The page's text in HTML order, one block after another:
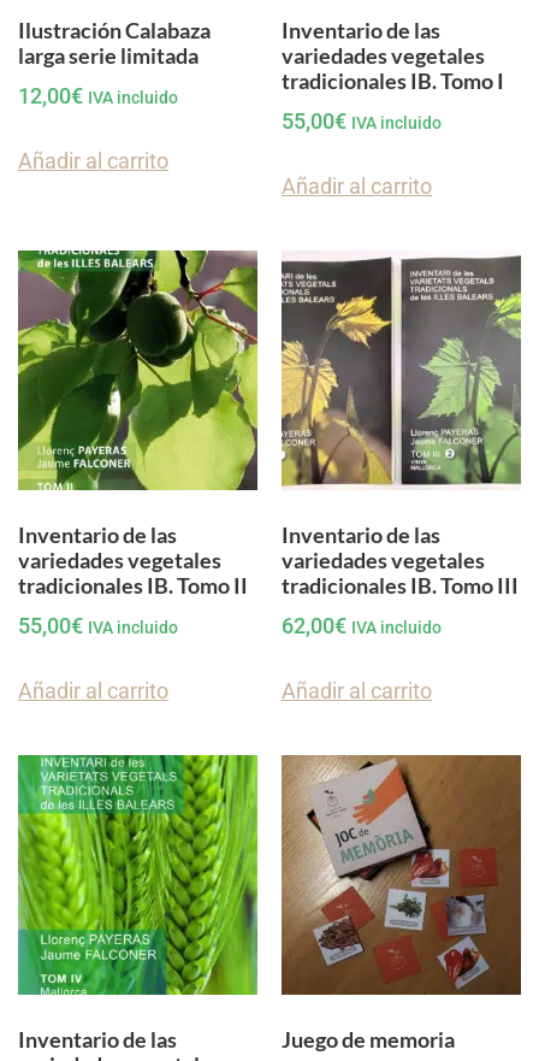
Ilustración Calabaza
larga serie limitada
12,00€ IVA incluido
Añadir al carrito
Inventario de las
variedades vegetales
tradicionales IB. Tomo I
55,00€ IVA incluido
Añadir al carrito
Inventario de las
variedades vegetales
tradicionales IB. Tomo II
55,00€ IVA incluido
Añadir al carrito
Inventario de las
variedades vegetales
tradicionales IB. Tomo III
62,00€ IVA incluido
Añadir al carrito
Inventario de las
Juego de memoria